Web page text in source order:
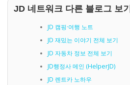
JD 네트워크 다른 블로그 보기
JD 캠핑·여행 노트
JD 재밌는 이야기 전체 보기
JD 자동차 정보 전체 보기
JD행정사 메인 (HelperJD)
JD 렌트카 노하우